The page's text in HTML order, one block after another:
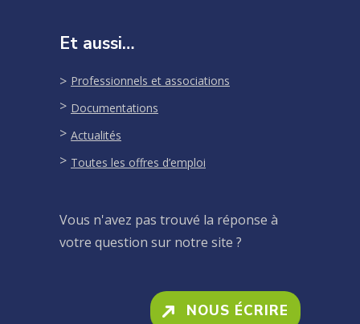
Et aussi…
Professionnels et associations
Documentations
Actualités
Toutes les offres d’emploi
Vous n'avez pas trouvé la réponse à
votre question sur notre site ?
NOUS ÉCRIRE